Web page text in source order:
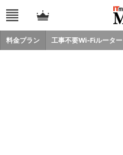
料金プラン 工事不要Wi-Fiルーター